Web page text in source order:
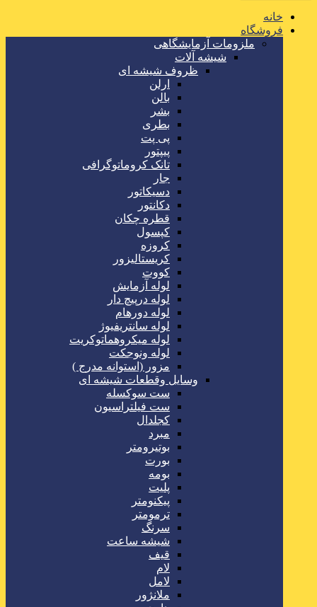
خانه
فروشگاه
ملزومات آزمایشگاهی
شیشه آلات
ظروف شیشه ای
ارلن
بالن
بشر
بطری
پی پت
پیپتور
تانک کروماتوگرافی
جار
دسیکاتور
دکانتور
قطره چکان
کپسول
کروزه
کریستالیزور
کووت
لوله آزمایش
لوله درپیچ دار
لوله دورهام
لوله سانتریفیوژ
لوله میکروهماتوکریت
لوله ونوجکت
مزور (استوانه مدرج )
وسایل وقطعات شیشه ای
ست سوکسله
ست فیلتراسیون
کجلدال
مبرد
بوتیرومتر
بورت
بومه
پلیت
پیکنومتر
ترمومتر
سرنگ
شیشه ساعت
قیف
لام
لامل
ملانژور